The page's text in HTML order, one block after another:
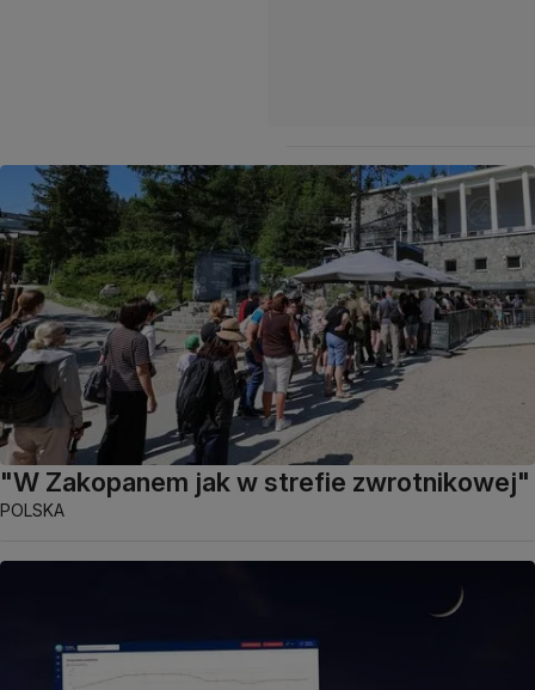
"W Zakopanem jak w strefie zwrotnikowej"
POLSKA